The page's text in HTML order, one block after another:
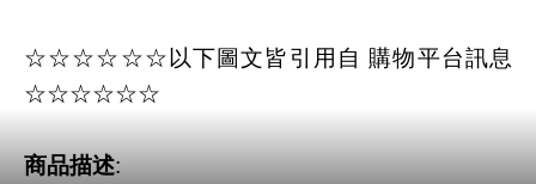
☆☆☆☆☆☆以下圖文皆引用自 購物平台訊息
☆☆☆☆☆☆
商品描述: